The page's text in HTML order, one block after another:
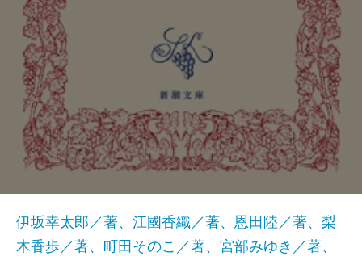
伊坂幸太郎／著、江國香織／著、恩田陸／著、梨
木香歩／著、町田そのこ／著、宮部みゆき／著、